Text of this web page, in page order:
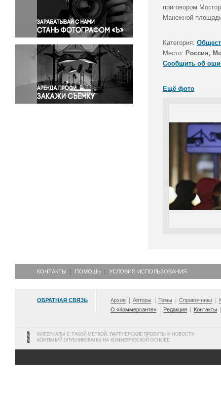
Правосудие
Происшествия и конфликты
Религия
Светская жизнь
Спорт
Экология
Экономика и бизнес
приговором
Манежной
Категория:
Место: Россия,
Сообщить об
Ещё фото
КОНТАКТЫ ПОМОЩЬ УСЛОВИЯ ИСПОЛЬЗОВАНИЯ
ОБРАТНАЯ СВЯЗЬ Архив Авторы Темы Справочники
О «Коммерсанте»
Редакция Контакты
МАТЕРИАЛЫ С ТАКОЙ МЕТКОЙ, ПАРТНЕРСКИЕ ПРОЕКТЫ И НОВОСТИ
КОМПАНИЙ ОПУБЛИКОВАНЫ НА КОММЕРЧЕСКОЙ ОСНОВЕ